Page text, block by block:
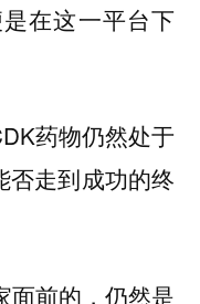
在这一平台下
药物仍然处于
否走到成功的终
面前的，仍然是